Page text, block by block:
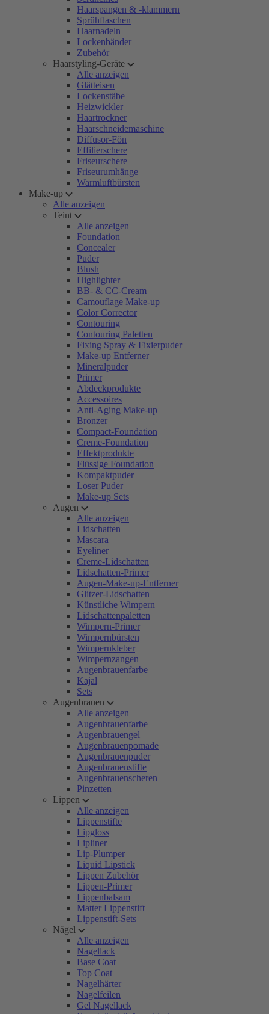
Haarspangen & -klammern
Sprühflaschen
Haarnadeln
Lockenbänder
Zubehör
Haarstyling-Geräte
Alle anzeigen
Glätteisen
Lockenstäbe
Heizwickler
Haartrockner
Haarschneidemaschine
Diffusor-Fön
Effilierschere
Friseurschere
Friseurumhänge
Warmluftbürsten
Make-up
Alle anzeigen
Teint
Alle anzeigen
Foundation
Concealer
Puder
Blush
Highlighter
BB- & CC-Cream
Camouflage Make-up
Color Corrector
Contouring
Contouring Paletten
Fixing Spray & Fixierpuder
Make-up Entferner
Mineralpuder
Primer
Abdeckprodukte
Accessoires
Anti-Aging Make-up
Bronzer
Compact-Foundation
Creme-Foundation
Effektprodukte
Flüssige Foundation
Kompaktpuder
Loser Puder
Make-up Sets
Augen
Alle anzeigen
Lidschatten
Mascara
Eyeliner
Creme-Lidschatten
Lidschatten-Primer
Augen-Make-up-Entferner
Glitzer-Lidschatten
Künstliche Wimpern
Lidschattenpaletten
Wimpern-Primer
Wimpernbürsten
Wimpernkleber
Wimpernzangen
Augenbrauenfarbe
Kajal
Sets
Augenbrauen
Alle anzeigen
Augenbrauenfarbe
Augenbrauengel
Augenbrauenpomade
Augenbrauenpuder
Augenbrauenstifte
Augenbrauenscheren
Pinzetten
Lippen
Alle anzeigen
Lippenstifte
Lipgloss
Lipliner
Lip-Plumper
Liquid Lipstick
Lippen Zubehör
Lippen-Primer
Lippenbalsam
Matter Lippenstift
Lippenstift-Sets
Nägel
Alle anzeigen
Nagellack
Base Coat
Top Coat
Nagelhärter
Nagelfeilen
Gel Nagellack